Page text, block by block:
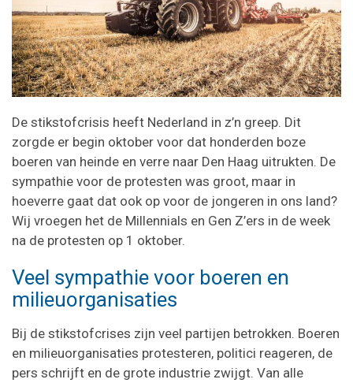
De stikstofcrisis heeft Nederland in z’n greep. Dit
zorgde er begin oktober voor dat honderden boze
boeren van heinde en verre naar Den Haag uitrukten. De
sympathie voor de protesten was groot, maar in
hoeverre gaat dat ook op voor de jongeren in ons land?
Wij vroegen het de Millennials en Gen Z’ers in de week
na de protesten op 1 oktober.
Veel sympathie voor boeren en
milieuorganisaties
Bij de stikstofcrises zijn veel partijen betrokken. Boeren
en milieuorganisaties protesteren, politici reageren, de
pers schrijft en de grote industrie zwijgt. Van alle